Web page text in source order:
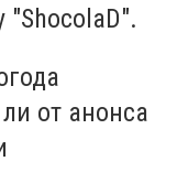
"ShocolaD".
от анонса